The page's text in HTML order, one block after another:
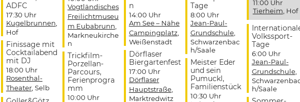
ADFC
17:30 Uhr
Kugelbrunnen
Hof
Finissage mit
Cocktailabend
mit DJ
18:00 Uhr
Rosenthal-
Theater, Selb
Vogtländisches
Freilichtmuseu
m Eubabrunn
Markneukirche
n
Trickfilm-
Porzellan-
Parcours,
Ferienprogra
mm
10:00 Uhr
n
14:00 Uhr
Am See – Nähe
Campingplatz
Weißenstadt
Dörflaser
Biergartenfest
17:00 Uhr
Dörflaser
Hauptstraße,
Marktredwitz
Tage
8:00 Uhr
Jean-Paul-
Grundschule,
Schwarzenbac
h/Saale
Meister Eder
und sein
Pumuckl,
Familienstück
10:30 Uhr
11:00 Uhr
Tierheim , Hof
Volkssport-
Tage
6:00 Uhr
Jean-Paul-
Grundschule,
h/Saale